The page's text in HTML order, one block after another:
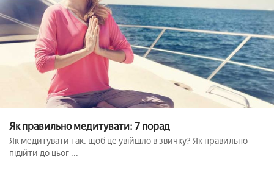
Як правильно медитувати: 7 порад
Як медитувати так, щоб це увійшло в звичку? Як правильно
підійти до цьог ...